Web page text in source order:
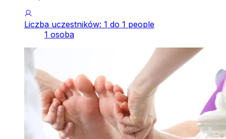
Liczba uczestników: 1 do 1 people
1 osoba